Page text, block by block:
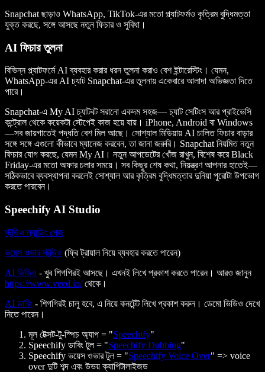
Snapchat ছাড়াও WhatsApp, TikTok-এর মতো প্ল্যাটফর্মও কৃত্রিম বুদ্ধিমত্তা
যুক্ত করছে, সঙ্গে আসছে নতুন ফিচার ও সুবিধা।
AI ফিচার তুলনা
বিভিন্ন প্ল্যাটফর্মে AI ব্যবহার করার ধরন তুলনা করাও বেশ ইন্টারেস্টিং। যেমন,
WhatsApp-এর AI চ্যাট Snapchat-এর তুলনায় একেবারে আলাদা অভিজ্ঞতা দিতে
পারে।
Snapchat-এ My AI চ্যাটবট সরানো একদম সহজ— চ্যাট সেটিংস আর প্রাইভেসি
কন্ট্রোল থেকে কয়েকটা স্টেপেই কাজ হয়ে যায়। iPhone, Android বা Windows
—সব জায়গাতেই পদ্ধতি বেশ মিল আছে। সোশ্যাল মিডিয়ায় AI চালিত ফিচার বাড়ার
সঙ্গে সঙ্গে এগুলো কীভাবে ম্যানেজ করবেন, তা জানা জরুরি। Snapchat নিয়মিত নতুন
ফিচার যোগ করছে, যেমন My AI। নতুন আপডেটের খোঁজ রাখুন, বিশেষ করে Black
Friday-এর মতো অফার চলার সময়ে। সব কিছুর শেষ কথা, নিয়ন্ত্রণ আপনার হাতেই—
সঠিকভাবে ব্যবস্থাপনা করলেই সোশ্যাল আর কৃত্রিম বুদ্ধিমত্তার দুনিয়া পুরোটা উপভোগ
করতে পারবেন।
Speechify AI Studio
স্টুডিও ল্যান্ডিং পেজ
ভয়েস ওভার স্টুডিও (ফ্রি ট্রায়াল নিয়ে ব্যবহার করতে পারেন)
AI ভিডিও - খুব শিগগিরই আসছে। এখনই লিখে প্রকাশ করতে পারেন। আরও জানুন
https://www.veed.io/থেকে।
AI ডাবিং - শিগগিরই চালু হবে, এ নিয়ে কনটেন্ট লিখে প্রকাশ করুন। ডেমো ভিডিও দেখে
নিতে পারেন।
মূল টেক্সট-টু-স্পিচ অ্যাপ = "Speechify"
Speechify ডাবিং টুল = "Speechify Dubbing"
Speechify ভয়েস ওভার টুল = "Speechify Voice Over" => voice
over দুটি শব্দ এবং উভয় ক্যাপিটালাইজড